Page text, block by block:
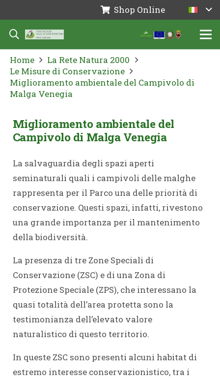
Shop Online
Home
La Rete Natura 2000
Le Misure di Conservazione
Miglioramento ambientale del Campivolo di
Malga Venegia
Miglioramento ambientale del
Campivolo di Malga Venegia
La salvaguardia degli spazi aperti
seminaturali quali i campivoli delle malghe
rappresenta per il Parco una delle priorità di
conservazione. Questi spazi, infatti, rivestono
una grande importanza per il mantenimento
della biodiversità.
La presenza di tre Zone Speciali di
Conservazione (ZSC) e di una Zona di
Protezione Speciale (ZPS), che interessano la
quasi totalità dell’area protetta sono la
testimonianza dell’elevato valore
naturalistico di questo territorio.
In queste ZSC sono presenti alcuni habitat di
estremo interesse conservazionistico, tra i